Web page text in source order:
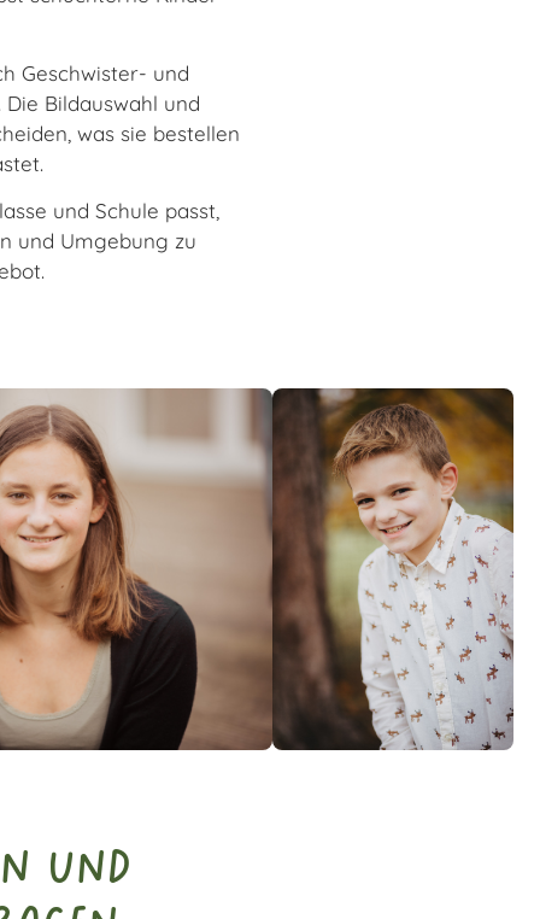
Geschwister- und
Bildauswahl und
was sie bestellen
und Schule passt,
und Umgebung zu
und